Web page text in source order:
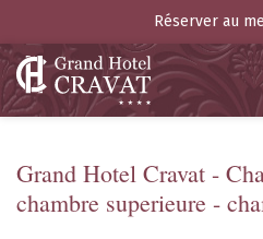
Réserver au
Grand Hotel Cravat -
chambre superieure -